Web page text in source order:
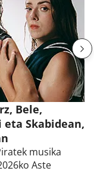
Bele,
Skabidean,
musika
Aste